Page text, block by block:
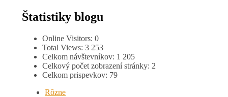
Štatistiky blogu
Online Visitors: 0
Total Views: 3 253
Celkom návštevníkov: 1 205
Celkový počet zobrazení stránky: 2
Celkom prispevkov: 79
Rôzne